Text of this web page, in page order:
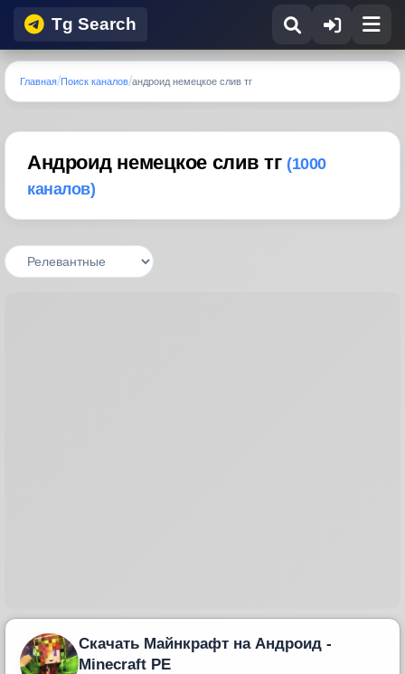
Tg Search
Главная Поиск каналов андроид немецкое слив тг
Андроид немецкое слив тг (1000
каналов)
Скачать Майнкрафт на Андроид -
Minecraft PE